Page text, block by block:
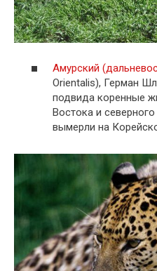
Амурский
Orientalis), Герман
подвида коренные
Востока и
вымерли на